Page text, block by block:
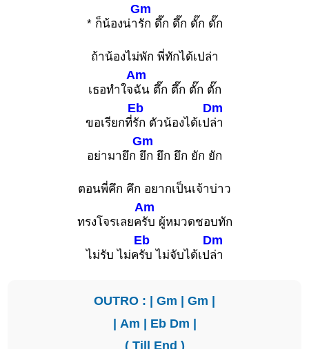
* ก็น้องน่า
Gm
รัก ดึ๊ก ดึ๊ก ดั๊ก ดั๊ก
ถ้าน้องไม่พัก พี่ทักได้เปล่า
เธอทำใจ
Am
ฉัน ตึ๊ก ตึ๊ก ตั๊ก ตั๊ก
ขอเรียกที่
Eb
รัก ตัวน้องได้เป
Dm
ล่า
อย่ามายึก
Gm
ยึก ยึก ยึก ยัก ยัก
ตอนพี่คึก คึก อยากเป็นเจ้าบ่าว
ทรงโจรเลยค
Am
รับ ผู้หมวดชอบทัก
ไม่รับ ไม่ค
Eb
รับ ไม่จับได้เป
Dm
ล่า
OUTRO : | Gm | Gm |
| Am | Eb Dm |
( Till End )